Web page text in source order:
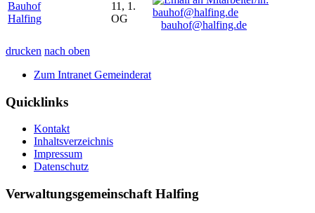
Bauhof
Halfing
11, 1.
OG
bauhof@halfing.de
drucken nach oben
Zum Intranet Gemeinderat
Quicklinks
Kontakt
Inhaltsverzeichnis
Impressum
Datenschutz
Verwaltungsgemeinschaft Halfing